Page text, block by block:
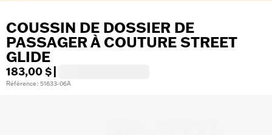
COUSSIN DE DOSSIER DE
PASSAGER À COUTURE STREET
GLIDE
183,00 $
Référence : 51633-06A